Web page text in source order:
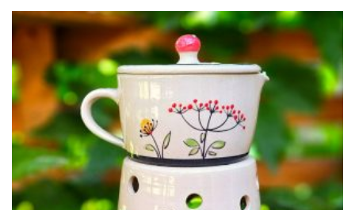
mehrere
Varianten
auf.
Die
Optionen
können
auf
der
Produktseite
gewählt
werden